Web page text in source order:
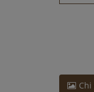
Anh
Anh